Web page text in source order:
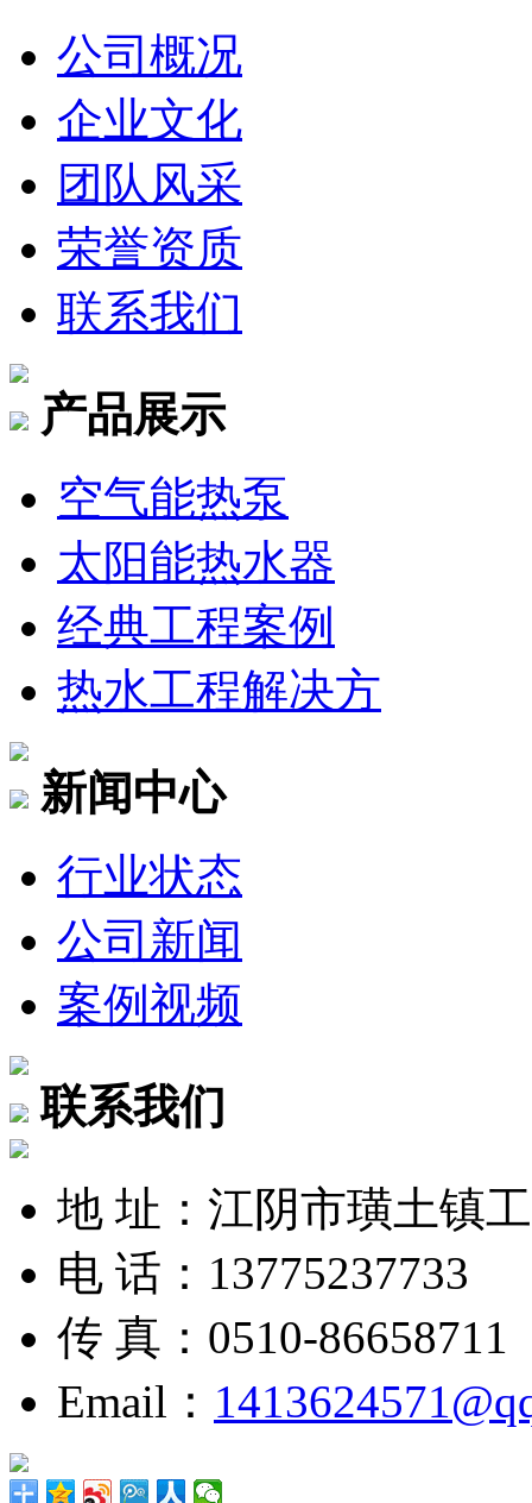
公司概况
企业文化
团队风采
荣誉资质
联系我们
产品展示
空气能热泵
太阳能热水器
经典工程案例
热水工程解决方
新闻中心
行业状态
公司新闻
案例视频
联系我们
地 址：江阴市璜土镇
电 话：13775237733
传 真：0510-86658711
Email：